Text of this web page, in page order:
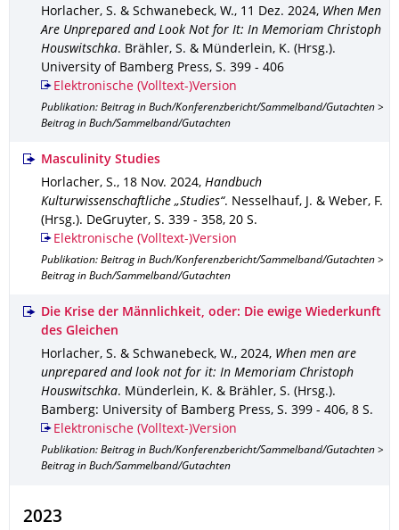
Horlacher, S. & Schwanebeck, W., 11 Dez. 2024, When Men
Are Unprepared and Look Not for It: In Memoriam Christoph
Houswitschka. Brähler, S. & Münderlein, K. (Hrsg.).
University of Bamberg Press, S. 399 - 406
Elektronische (Volltext-)Version
Publikation: Beitrag in Buch/Konferenzbericht/Sammelband/Gutachten >
Beitrag in Buch/Sammelband/Gutachten
Masculinity Studies
Horlacher, S., 18 Nov. 2024, Handbuch
Kulturwissenschaftliche „Studies“. Nesselhauf, J. & Weber, F.
(Hrsg.). DeGruyter, S. 339 - 358, 20 S.
Elektronische (Volltext-)Version
Publikation: Beitrag in Buch/Konferenzbericht/Sammelband/Gutachten >
Beitrag in Buch/Sammelband/Gutachten
Die Krise der Männlichkeit, oder: Die ewige Wiederkunft
des Gleichen
Horlacher, S. & Schwanebeck, W., 2024, When men are
unprepared and look not for it: In Memoriam Christoph
Houswitschka. Münderlein, K. & Brähler, S. (Hrsg.).
Bamberg: University of Bamberg Press, S. 399 - 406, 8 S.
Elektronische (Volltext-)Version
Publikation: Beitrag in Buch/Konferenzbericht/Sammelband/Gutachten >
Beitrag in Buch/Sammelband/Gutachten
2023